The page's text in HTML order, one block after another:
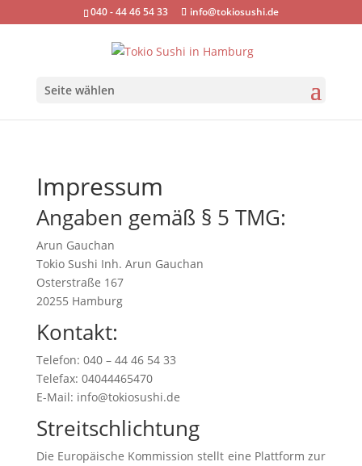
040 - 44 46 54 33 info@tokiosushi.de
Seite wählen
Impressum
Angaben gemäß § 5 TMG:
Arun Gauchan
Tokio Sushi Inh. Arun Gauchan
Osterstraße 167
20255 Hamburg
Kontakt:
Telefon: 040 – 44 46 54 33
Telefax: 04044465470
E-Mail: info@tokiosushi.de
Streitschlichtung
Die Europäische Kommission stellt eine Plattform zur